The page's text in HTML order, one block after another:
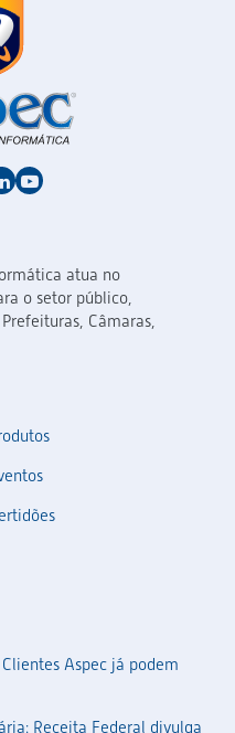
atua no
o setor público,
Câmaras,
Aspec já podem
Receita Federal divulga